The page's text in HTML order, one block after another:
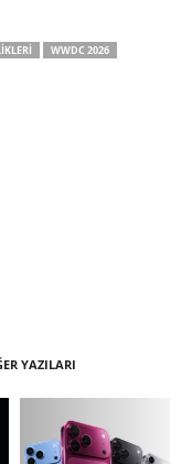
WWDC 2026
YAZILARI